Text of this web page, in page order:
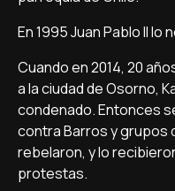
En 1995 Juan Pablo II lo
Cuando en 2014, 20
a la ciudad de Osorno,
condenado. Entonces
contra Barros y grupos
rebelaron, y lo
protestas.